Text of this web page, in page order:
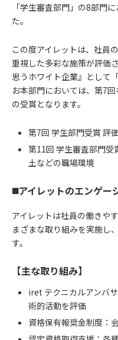
「学生審査部門」の8部門
た。
この度アイレットは、社員
重視した多彩な施策が評価
思うホワイト企業』として
お本部門においては、第7
の受賞となります。
第7回 学生部門受賞 評
第11回 学生審査部門受
土などの職場環境
◼️アイレットのエンゲー
アイレットは社員の働きや
まざまな取り組みを実施し
す。
【主な取り組み】
iret テクニカルアンバ
術的活動を評価
資格保有報奨金制度：